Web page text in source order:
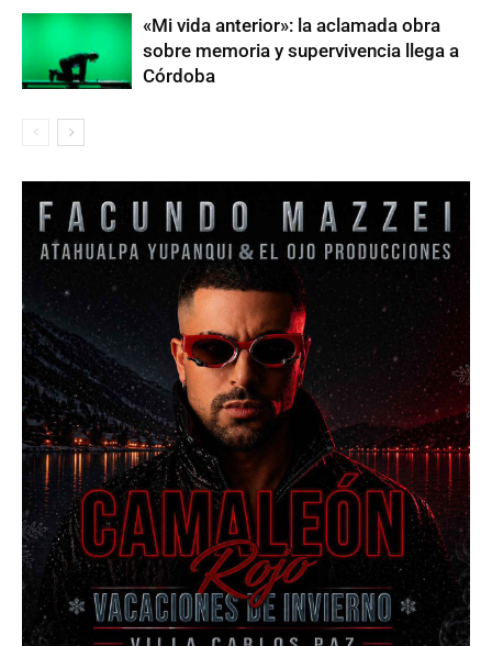
«Mi vida anterior»: la aclamada obra
sobre memoria y supervivencia llega a
Córdoba